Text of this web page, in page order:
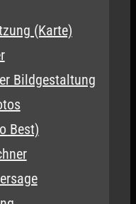
(Karte)
Bildgestaltung
Best)